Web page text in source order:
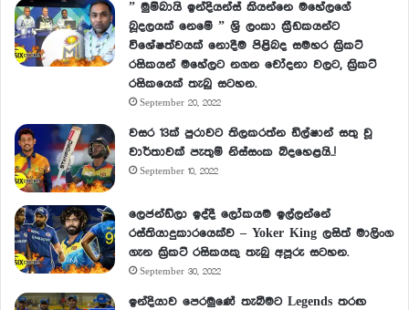
” මුම්බායි ඉන්දියන්ස් කියන්නෙ මහේලගේ
බූදලයක් නෙමේ ” ශ්‍රි ලංකා ක්‍රීඩකයන්ට
විශේෂත්වයක් නොදීම පිළිබද සමහර ක්‍රිකට්
රසිකයන් මහේලට නගන චෝදනා වලට, ක්‍රිකට්
රසිකයෙක් තැබු සටහන.
September 20, 2022
වසර 13ක් පුරාවට තිලකරත්න ඩිල්ෂාන් සතු වූ
වාර්තාවක් පැතුම් නිස්සංක බිදහෙළයි..!
September 10, 2022
ලෙජන්ඩ්ලා ඉද්දී ලෝකයම ඉල්ලන්නේ
රස්තියාදුකාරයෙක්ව – Yoker King ලසිත් මාලිංග
ගැන ක්‍රිකට් රසිකයකු තැබු අපූරු සටහන.
September 30, 2022
ඉන්දියාව පෙරමුණේ තැබීමට Legends තරඟ